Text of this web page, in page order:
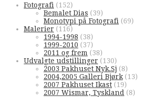
Fotografi (152)
Bemalet Dias (39)
Monotypi på Fotografi (69)
Malerier (116)
1994-1998 (38)
1999-2010 (37)
2011 og frem (38)
Udvalgte udstillinger (130)
2003 Pakhuset Nyk.Sj (8)
2004,2005 Galleri Bjørk (13)
2007 Pakhuset Ikast (19)
2007 Wismar, Tyskland (8)